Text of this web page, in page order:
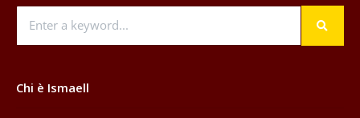
Chi è Ismaell